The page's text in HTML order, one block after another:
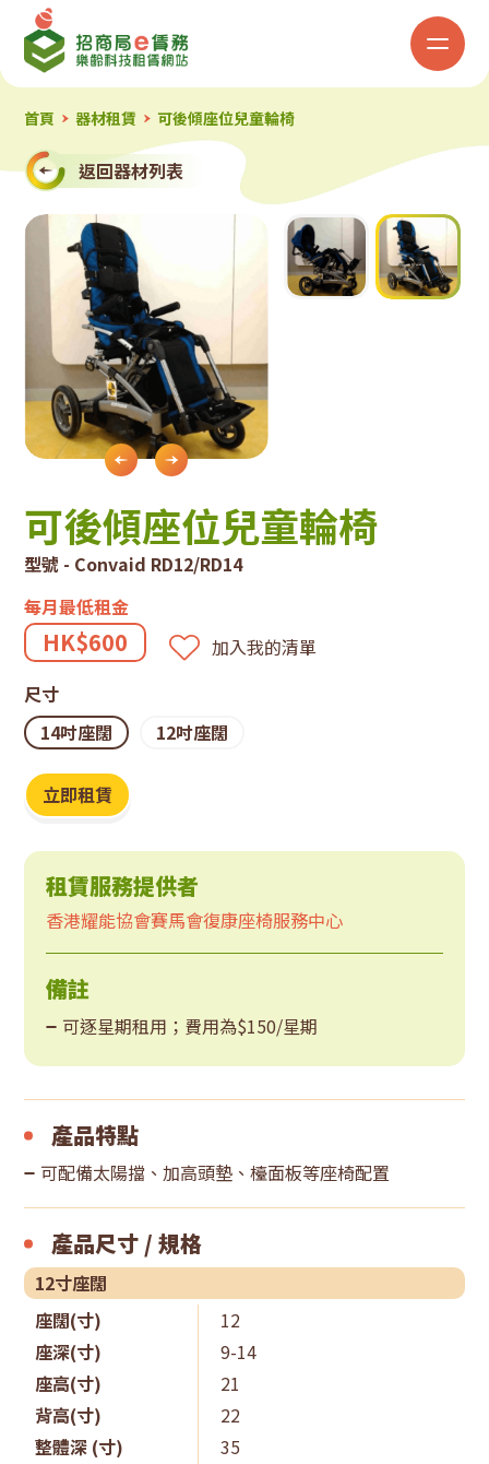
招
商
局
「e
賃
務」
樂
齡
科
技
租
賃
系
統
首頁 器材租賃 可後傾座位兒童輪椅
返回器材列表
Slide 2 of 2.
可後傾座位兒童輪椅
型號 - Convaid RD12/RD14
每月最低租金
HK$600
加入我的清單
尺寸
14吋座闊
12吋座闊
立即租賃
租賃服務提供者
香港耀能協會賽馬會復康座椅服務中心
備註
可逐星期租用；費用為$150/星期
產品特點
可配備太陽擋、加高頭墊、檯面板等座椅配置
產品尺寸 / 規格
12寸座闊
座闊(寸)
12
座深(寸)
9-14
座高(寸)
21
背高(寸)
22
整體深 (寸)
35